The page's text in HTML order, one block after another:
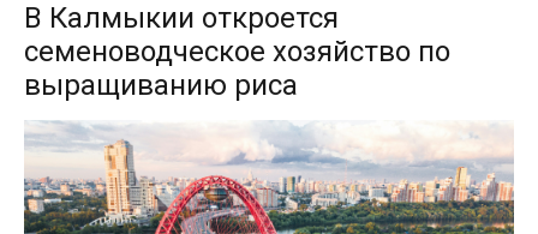
В Калмыкии откроется
семеноводческое хозяйство по
выращиванию риса